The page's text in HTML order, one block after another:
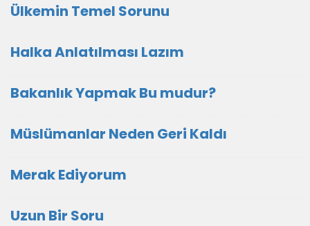
Ülkemin Temel Sorunu
Halka Anlatılması Lazım
Bakanlık Yapmak Bu mudur?
Müslümanlar Neden Geri Kaldı
Merak Ediyorum
Uzun Bir Soru